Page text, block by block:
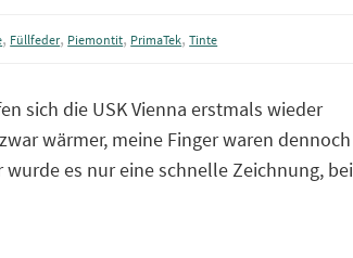
, Füllfeder, Piemontit, PrimaTek,Tinte
sich die USK Vienna erstmals wieder
wärmer, meine Finger waren dennoch
wurde es nur eine schnelle Zeichnung, bei